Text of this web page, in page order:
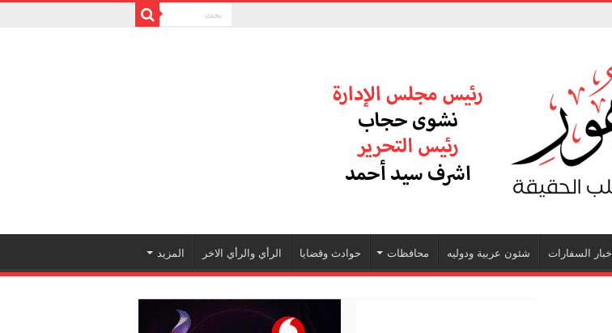
اخبار السفارات شئون عربية ودوليه محافظات حوادث وقضايا الرأي والرأي الاخر المزيد